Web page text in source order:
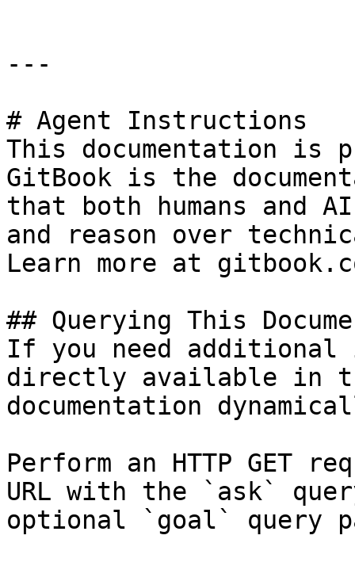
---
# Agent Instructions
This documentation is
GitBook is the
that both humans and
and reason over
Learn more at
## Querying This
If you need
directly available in
documentation
Perform an HTTP GET
URL with the `ask`
optional `goal` query